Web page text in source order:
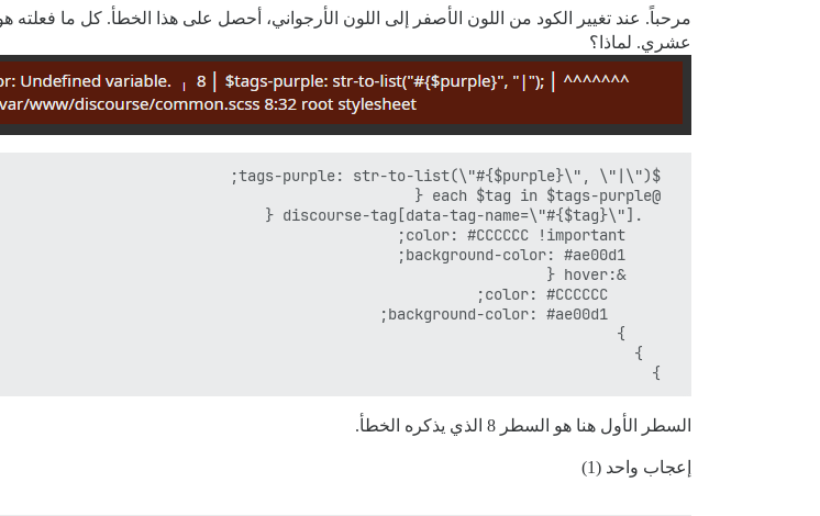
عشري. لماذا؟
  }
السطر الأول هنا هو السطر 8 الذي يذكره الخطأ.
إعجاب واحد (1)